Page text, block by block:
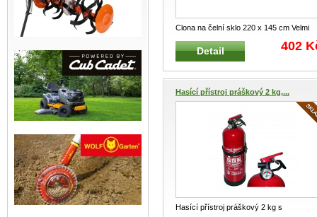
Clona na čelní sklo 220 x 145 cm Velmi
praktická clona- plachta na př
...
Detail 402
Hasící přístroj práškový 2 kg,...
Hasící přístroj práškový 2 kg s